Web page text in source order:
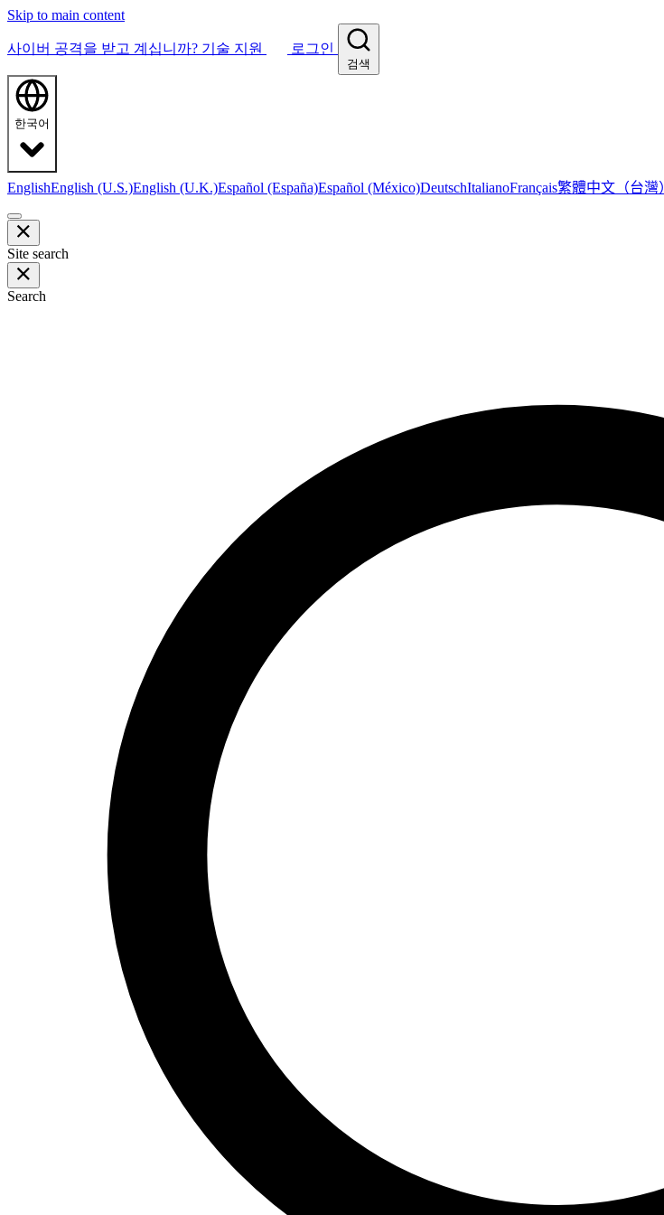
Skip to main content
사이버 공격을 받고 계십니까? 기술 지원 로그인
검색
한국어
EnglishEnglish (U.S.)English (U.K.)Español (España)Español (México)DeutschItalianoFrançais繁體中文（台灣）
Site search
Search